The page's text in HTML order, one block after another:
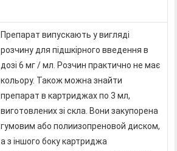
Препарат випускають у вигляді
розчину для підшкірного введення в
дозі 6 мг / мл. Розчин практично не має
кольору. Також можна знайти
препарат в картриджах по 3 мл,
виготовлених зі скла. Вони закупорена
гумовим або полиизопреновой диском,
а з іншого боку картриджа